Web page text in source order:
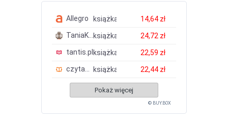
Allegro książka
14,64 zł
TaniaKsiazka.pl książka
24,72 zł
tantis.plksiążka
22,59 zł
czytam.pl
książka 22,44 zł
Pokaż więcej
© BUY.BOX